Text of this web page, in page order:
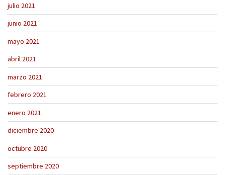
julio 2021
junio 2021
mayo 2021
abril 2021
marzo 2021
febrero 2021
enero 2021
diciembre 2020
octubre 2020
septiembre 2020